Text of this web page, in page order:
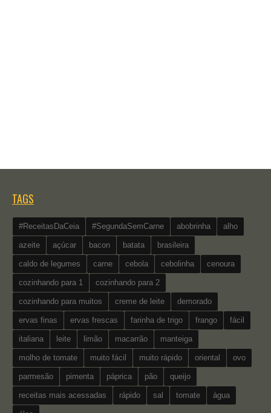
TAGS
#ReceitasDaCeia #SegundaSemCarne abobrinha alho
azeite açúcar bacon batata brasileira
caldo de legumes carne cebola cebolinha cenoura
cozinhando para 1 cozinhando para 2
cozinhando para muitos creme de leite demorado
ervas finas ervas frescas farinha de trigo frango fácil
italiana leite limão macarrão manteiga
molho de tomate muito fácil muito rápido oriental ovo
parmesão pimenta páprica pão queijo
receitas mais acessadas rápido sal tomate água